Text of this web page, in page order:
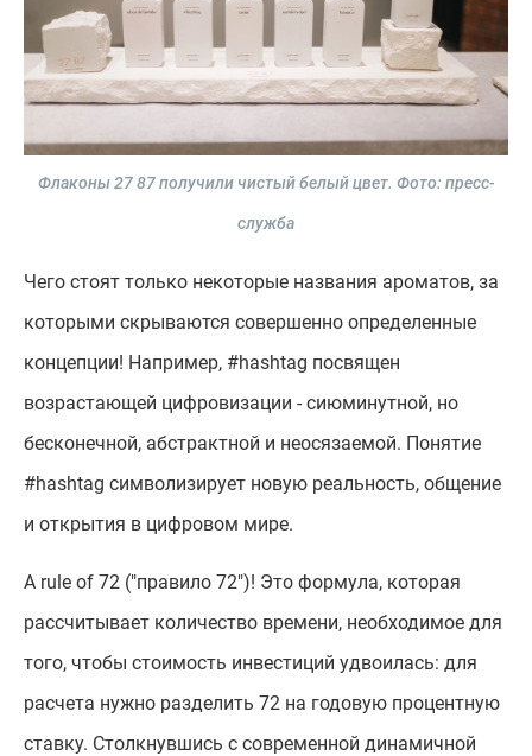
Флаконы 27 87 получили чистый белый цвет. Фото: пресс-
служба
Чего стоят только некоторые названия ароматов, за
которыми скрываются совершенно определенные
концепции! Например, #hashtag посвящен
возрастающей цифровизации - сиюминутной, но
бесконечной, абстрактной и неосязаемой. Понятие
#hashtag символизирует новую реальность, общение
и открытия в цифровом мире.
А rule of 72 ("правило 72")! Это формула, которая
рассчитывает количество времени, необходимое для
того, чтобы стоимость инвестиций удвоилась: для
расчета нужно разделить 72 на годовую процентную
ставку. Столкнувшись с современной динамичной